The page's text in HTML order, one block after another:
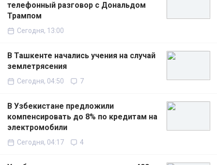
телефонный разговор с Дональдом
Трампом
Сегодня, 13:00
В Ташкенте начались учения на случай
землетрясения
Сегодня, 04:50 7
В Узбекистане предложили
компенсировать до 8% по кредитам на
электромобили
Сегодня, 04:17 4